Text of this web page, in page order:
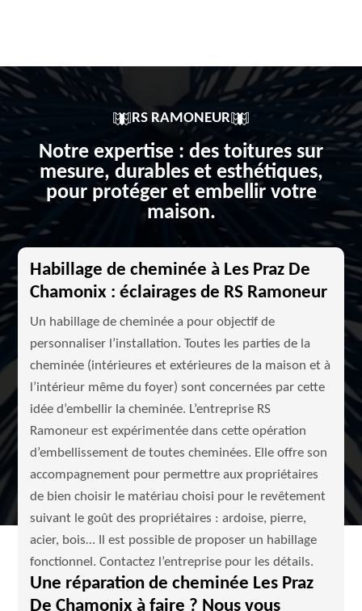
RS RAMONEUR
Notre expertise : des toitures sur
mesure, durables et esthétiques,
pour protéger et embellir votre
maison.
Habillage de cheminée à Les Praz De
Chamonix : éclairages de RS Ramoneur
Un habillage de cheminée a pour objectif de
personnaliser l’installation. Toutes les parties de la
cheminée (intérieures et extérieures de la maison et à
l’intérieur même du foyer) sont concernées par cette
idée d’embellir la cheminée. L’entreprise RS
Ramoneur est expérimentée dans cette opération
d’embellissement de toutes cheminées. Elle offre son
accompagnement pour permettre aux propriétaires
de bien choisir le matériau choisi pour le revêtement
suivant le goût des propriétaires : ardoise, pierre,
acier, bois… Il est possible de proposer un habillage
fonctionnel. Contactez l’entreprise pour les détails.
Une réparation de cheminée Les Praz
De Chamonix à faire ? Nous vous